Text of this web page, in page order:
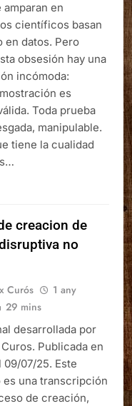
en
científicos basan
en datos. Pero
obsesión hay una
incómoda:
es
Toda prueba
manipulable.
tiene la cualidad
creacion de
no
Curós
1 any
29 mins
desarrollada por
Publicada en
09/07/25. Este
una transcripción
de creación,